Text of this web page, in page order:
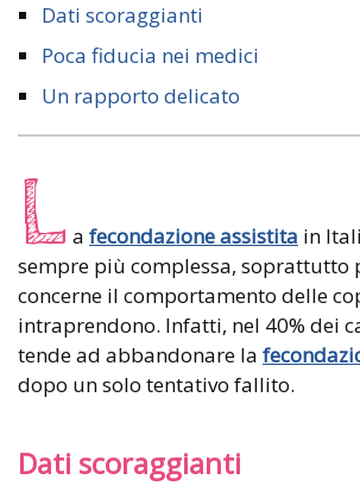
Dati scoraggianti
Poca fiducia nei medici
Un rapporto delicato
L a fecondazione assistita in
sempre più complessa, soprattutto
concerne il comportamento delle
intraprendono. Infatti, nel 40% dei
tende ad abbandonare la
dopo un solo tentativo fallito.
Dati scoraggianti